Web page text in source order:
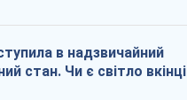
в надзвичайний
стан. Чи є світло вкінці